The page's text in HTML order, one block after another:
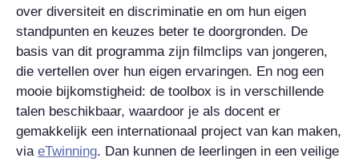
over diversiteit en discriminatie en om hun eigen
standpunten en keuzes beter te doorgronden. De
basis van dit programma zijn filmclips van jongeren,
die vertellen over hun eigen ervaringen. En nog een
mooie bijkomstigheid: de toolbox is in verschillende
talen beschikbaar, waardoor je als docent er
gemakkelijk een internationaal project van kan maken,
via eTwinning. Dan kunnen de leerlingen in een veilige